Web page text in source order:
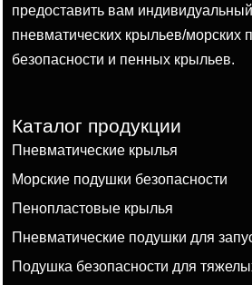
предоставить вам
пневматических крыльев/морских
безопасности и пенных крыльев.
Каталог продукции
Пневматические крылья
Морские подушки безопасности
Пенопластовые крылья
Пневматические подушки для
Подушка безопасности для